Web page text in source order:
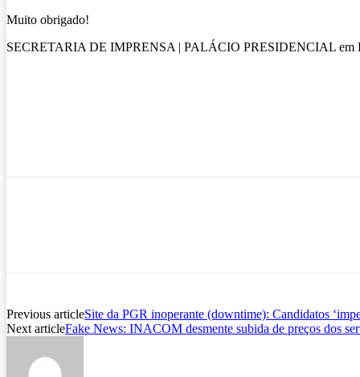
Muito obrigado!
SECRETARIA DE IMPRENSA | PALÁCIO PRESIDENCIAL em
Previous articleSite da PGR inoperante (downtime): Candidatos
Next articleFake News: INACOM desmente subida de preços dos